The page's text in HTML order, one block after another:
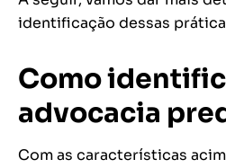
identificação dessas
Como
advocacia
Com as características